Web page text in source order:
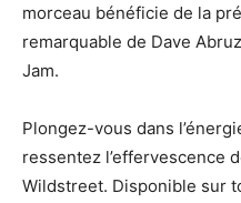
morceau bénéficie de la
remarquable de Dave
Jam.
Plongez-vous dans
ressentez l’effervescence
Wildstreet. Disponible sur